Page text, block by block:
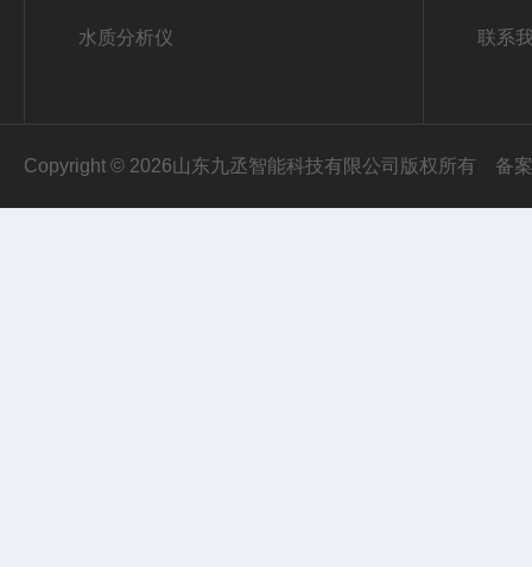
水质分析仪 联系
Copyright © 2026山东九丞智能科技有限公司版权所有 备